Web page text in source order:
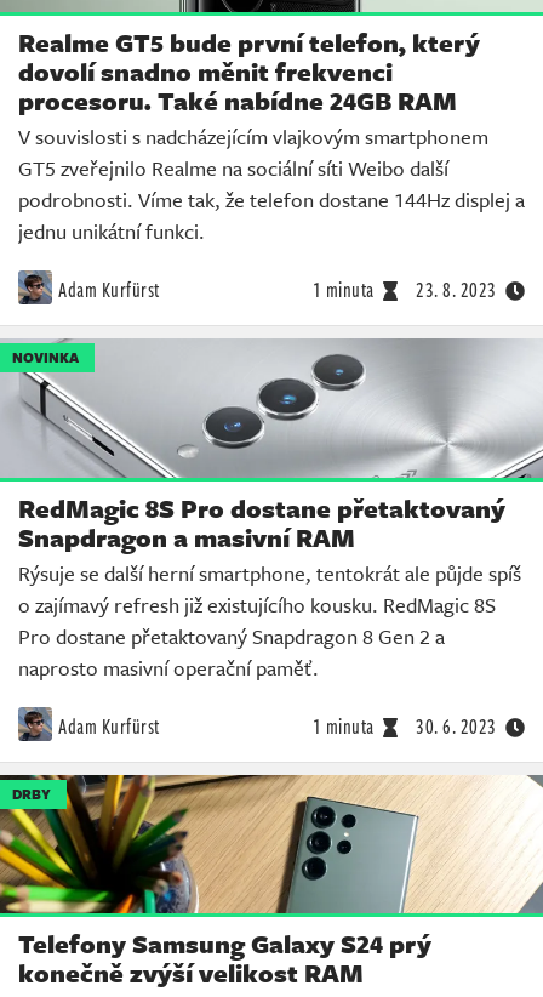
Realme GT5 bude první telefon, který
dovolí snadno měnit frekvenci
procesoru. Také nabídne 24GB RAM
V souvislosti s nadcházejícím vlajkovým smartphonem
GT5 zveřejnilo Realme na sociální síti Weibo další
podrobnosti. Víme tak, že telefon dostane 144Hz displej a
jednu unikátní funkci.
Adam Kurfürst 1 minuta 23. 8. 2023
NOVINKA
RedMagic 8S Pro dostane přetaktovaný
Snapdragon a masivní RAM
Rýsuje se další herní smartphone, tentokrát ale půjde spíš
o zajímavý refresh již existujícího kousku. RedMagic 8S
Pro dostane přetaktovaný Snapdragon 8 Gen 2 a
naprosto masivní operační paměť.
Adam Kurfürst 1 minuta 30. 6. 2023
DRBY
Telefony Samsung Galaxy S24 prý
konečně zvýší velikost RAM